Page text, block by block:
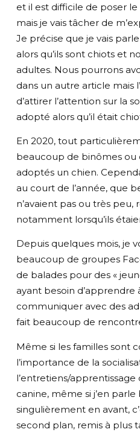
et il est difficile de poser
mais je vais tâcher de
Je précise que je vais
alors qu’ils sont chiots et
adultes. Nous pourrons
dans un autre article mais
d’attirer l’attention sur la
adopté alors qu’il était
En 2020, tout
beaucoup de binômes ou
adoptés un chien.
au court de l’année, que
n’avaient pas ou très
notamment lorsqu’ils
Depuis quelques mois, je
beaucoup de groupes
de balades pour des «
ayant besoin d’apprendre
communiquer avec des
fait beaucoup de
Même si les familles sont
l’importance de la
l’entretiens/
canine, même si j’en
singulièrement en avant,
second plan, remis à plus